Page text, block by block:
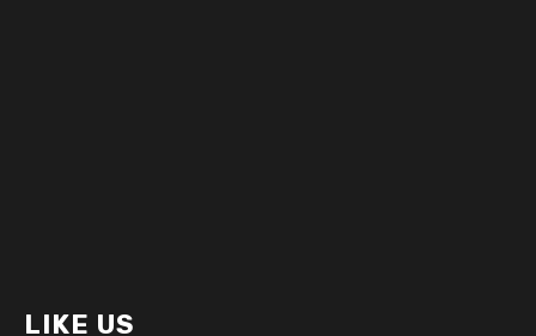
LIKE US